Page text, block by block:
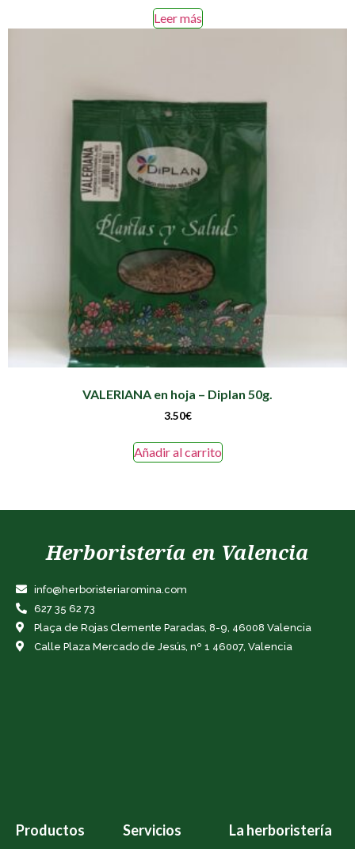
Leer más
VALERIANA en hoja – Diplan 50g.
3.50€
Añadir al carrito
Herboristería en Valencia
info@herboristeriaromina.com
627 35 62 73
Plaça de Rojas Clemente Paradas, 8-9, 46008 Valencia
Calle Plaza Mercado de Jesús, nº 1 46007, Valencia
Productos Servicios La herboristería